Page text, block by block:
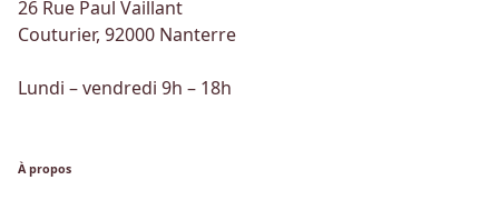
26 Rue Paul Vaillant
Couturier, 92000 Nanterre
Lundi – vendredi 9h – 18h
À propos